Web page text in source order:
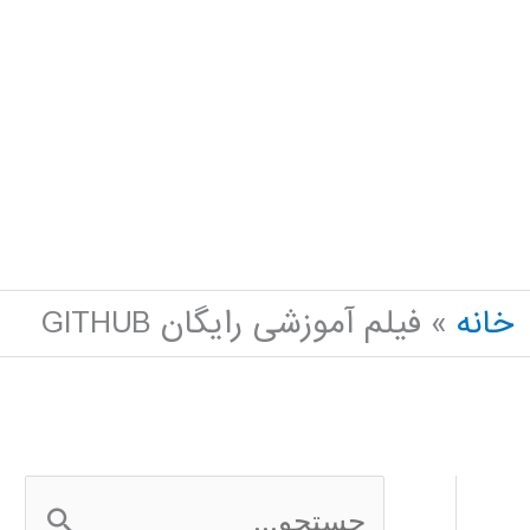
خانه
فیلم آموزشی رایگان GITHUB